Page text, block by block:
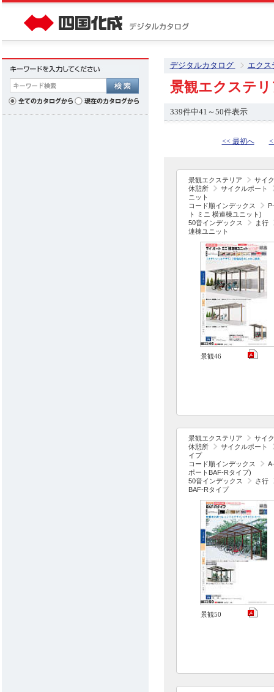
デジタルカタログ エクス
景観エクステ
339件中41～50件表示
<< 最初へ
景観エクステリア
サイ
休憩所
サイクルポート
ニット
コード順インデックス
ト ミニ 横連棟ユニット)
50音インデックス
ま行
連棟ユニット
景観46
景観エクステリア
サイ
休憩所
サイクルポート
イプ
コード順インデックス
ポートBAF-Rタイプ)
50音インデックス
さ行
BAF-Rタイプ
景観50